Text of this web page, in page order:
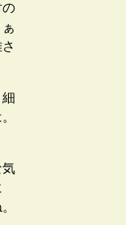
の
気